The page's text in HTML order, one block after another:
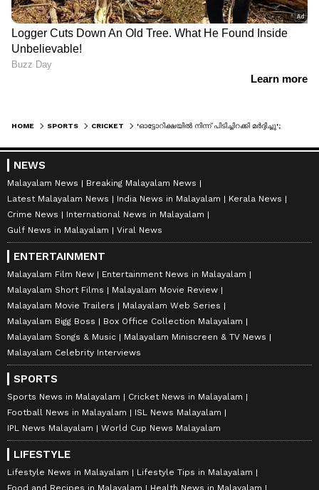
HOME SPORTS CRICKET
NEWS
Malayalam News
Breaking Malayalam News
Latest Malayalam News
India News in Malayalam
Kerala News
Crime News
International News in Malayalam
Gulf News in Malayalam
Viral News
ENTERTAINMENT
Malayalam Film New
Entertainment News in Malayalam
Malayalam Short Films
Malayalam Movie Review
Malayalam Movie Trailers
Malayalam Web Series
Malayalam Bigg Boss
Box Office Collection Malayalam
Malayalam Songs & Music
Malayalam Miniscreen & TV News
Malayalam Celebrity Interviews
SPORTS
Sports News in Malayalam
Cricket News in Malayalam
Football News in Malayalam
ISL News Malayalam
IPL News Malayalam
World Cup News Malayalam
LIFESTYLE
Lifestyle News in Malayalam
Lifestyle Tips in Malayalam